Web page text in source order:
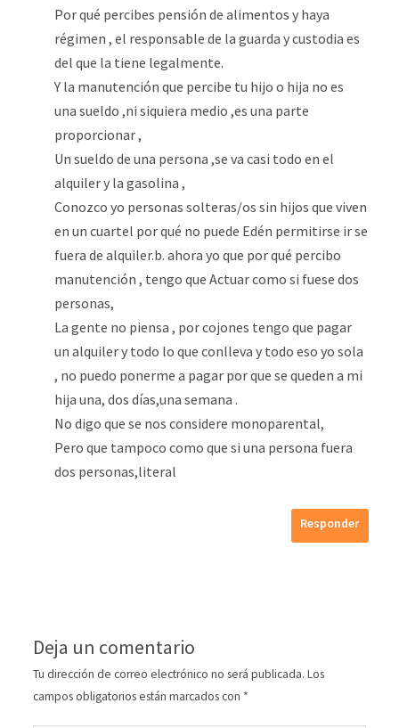
Por qué percibes pensión de alimentos y haya
régimen , el responsable de la guarda y custodia es
del que la tiene legalmente.
Y la manutención que percibe tu hijo o hija no es
una sueldo ,ni siquiera medio ,es una parte
proporcionar ,
Un sueldo de una persona ,se va casi todo en el
alquiler y la gasolina ,
Conozco yo personas solteras/os sin hijos que viven
en un cuartel por qué no puede Edén permitirse ir se
fuera de alquiler.b. ahora yo que por qué percibo
manutención , tengo que Actuar como si fuese dos
personas,
La gente no piensa , por cojones tengo que pagar
un alquiler y todo lo que conlleva y todo eso yo sola
, no puedo ponerme a pagar por que se queden a mi
hija una, dos días,una semana .
No digo que se nos considere monoparental,
Pero que tampoco como que si una persona fuera
dos personas,literal
Responder
Deja un comentario
Tu dirección de correo electrónico no será publicada. Los
campos obligatorios están marcados con *